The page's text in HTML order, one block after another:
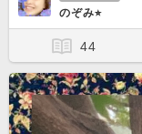
のぞみ⭐︎
44